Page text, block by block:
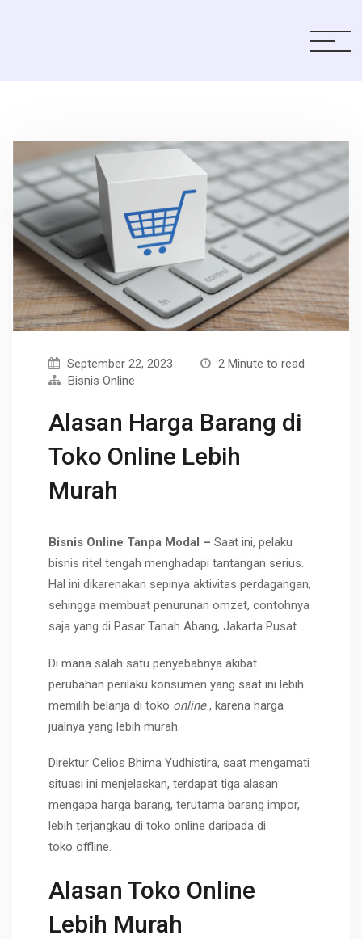
September 22, 2023
2 Minute to read
Bisnis Online
Alasan Harga Barang di
Toko Online Lebih
Murah
Bisnis Online Tanpa Modal – Saat ini, pelaku
bisnis ritel tengah menghadapi tantangan serius.
Hal ini dikarenakan sepinya aktivitas perdagangan,
sehingga membuat penurunan omzet, contohnya
saja yang di Pasar Tanah Abang, Jakarta Pusat.
Di mana salah satu penyebabnya akibat
perubahan perilaku konsumen yang saat ini lebih
memilih belanja di toko online, karena harga
jualnya yang lebih murah.
Direktur Celios Bhima Yudhistira, saat mengamati
situasi ini menjelaskan, terdapat tiga alasan
mengapa harga barang, terutama barang impor,
lebih terjangkau di toko online daripada di
toko offline.
Alasan Toko Online
Lebih Murah